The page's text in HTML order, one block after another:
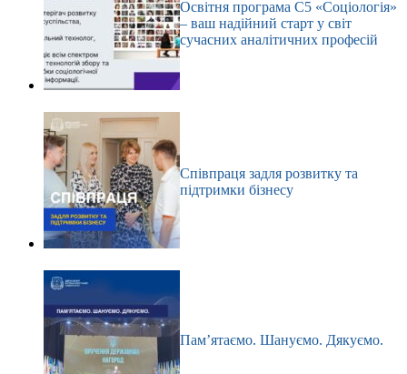
Освітня програма С5 «Соціологія»
– ваш надійний старт у світ
сучасних аналітичних професій
Співпраця задля розвитку та
підтримки бізнесу
Пам’ятаємо. Шануємо. Дякуємо.